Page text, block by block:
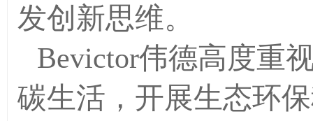
发创新思维。
Bevictor伟德高度重
碳生活，开展生态环